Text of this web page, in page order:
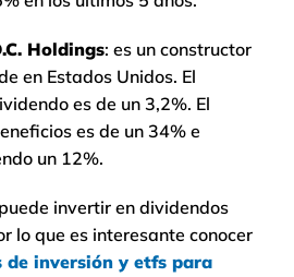
Holdings: es un constructor
en Estados Unidos. El
es de un 3,2%. El
es de un 34% e
un 12%.
invertir en dividendos
lo que es interesante conocer
de inversión y etfs para